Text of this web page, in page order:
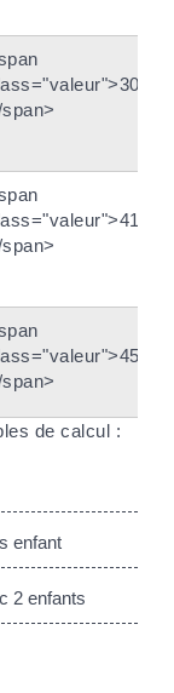
%
%
%
de calcul :
enfant
2 enfants